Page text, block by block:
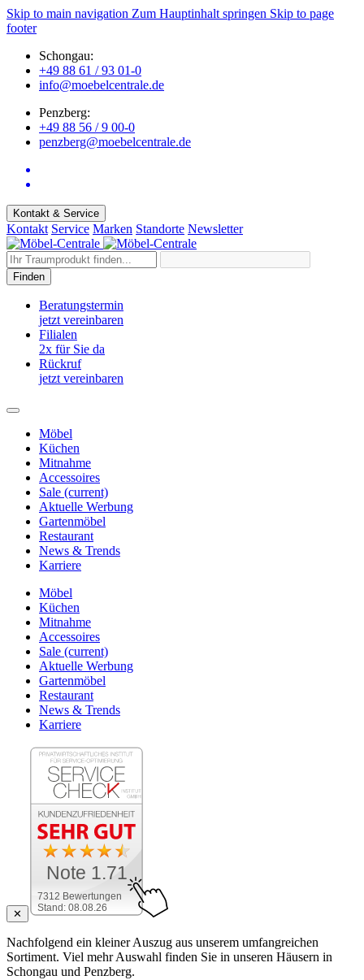
Skip to main navigation Zum Hauptinhalt springen Skip to page
footer
Schongau:
+49 88 61 / 93 01-0
info@moebelcentrale.de
Penzberg:
+49 88 56 / 9 00-0
penzberg@moebelcentrale.de
Kontakt & Service
Kontakt Service Marken Standorte Newsletter
Finden
Beratungstermin
jetzt vereinbaren
Filialen
2x für Sie da
Rückruf
jetzt vereinbaren
Möbel
Küchen
Mitnahme
Accessoires
Sale (current)
Aktuelle Werbung
Gartenmöbel
Restaurant
News & Trends
Karriere
Möbel
Küchen
Mitnahme
Accessoires
Sale (current)
Aktuelle Werbung
Gartenmöbel
Restaurant
News & Trends
Karriere
✕
7312 Bewertungen
Stand: 08.08.26
Note 1.71
Nachfolgend ein kleiner Auszug aus unserem umfangreichen
Sortiment. Viel mehr Auswahl finden Sie in unseren Häusern in
Schongau und Penzberg.